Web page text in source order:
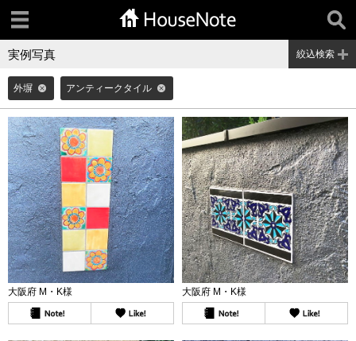
実例写真 絞込検索
外塀 アンティークタイル
大阪府 M・K様 大阪府 M・K様